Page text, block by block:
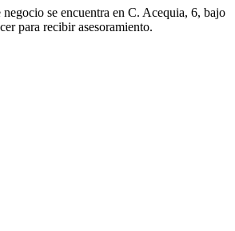
se encuentra en C. Acequia, 6, bajo
para recibir asesoramiento.